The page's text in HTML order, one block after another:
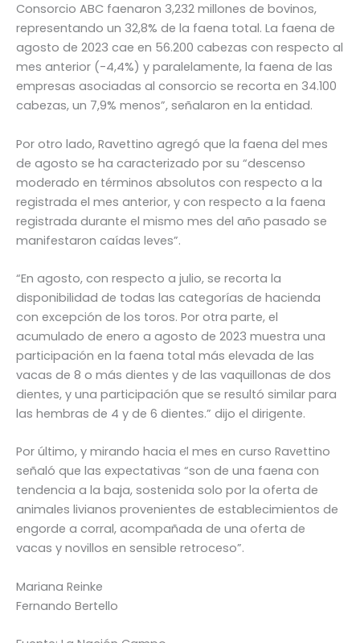
Consorcio ABC faenaron 3,232 millones de bovinos,
representando un 32,8% de la faena total. La faena de
agosto de 2023 cae en 56.200 cabezas con respecto al
mes anterior (-4,4%) y paralelamente, la faena de las
empresas asociadas al consorcio se recorta en 34.100
cabezas, un 7,9% menos”, señalaron en la entidad.
Por otro lado, Ravettino agregó que la faena del mes
de agosto se ha caracterizado por su “descenso
moderado en términos absolutos con respecto a la
registrada el mes anterior, y con respecto a la faena
registrada durante el mismo mes del año pasado se
manifestaron caídas leves”.
“En agosto, con respecto a julio, se recorta la
disponibilidad de todas las categorías de hacienda
con excepción de los toros. Por otra parte, el
acumulado de enero a agosto de 2023 muestra una
participación en la faena total más elevada de las
vacas de 8 o más dientes y de las vaquillonas de dos
dientes, y una participación que se resultó similar para
las hembras de 4 y de 6 dientes.” dijo el dirigente.
Por último, y mirando hacia el mes en curso Ravettino
señaló que las expectativas “son de una faena con
tendencia a la baja, sostenida solo por la oferta de
animales livianos provenientes de establecimientos de
engorde a corral, acompañada de una oferta de
vacas y novillos en sensible retroceso”.
Mariana Reinke
Fernando Bertello